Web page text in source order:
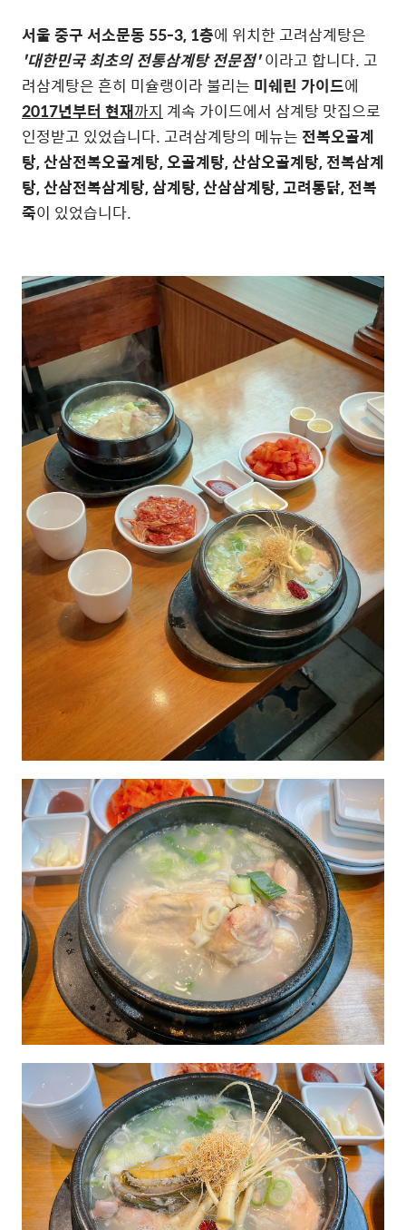
서울 중구 서소문동 55-3, 1층에 위치한 고려삼계탕은
'대한민국 최초의 전통삼계탕 전문점'이라고 합니다. 고
려삼계탕은 흔히 미슐랭이라 불리는 미쉐린 가이드에
2017년부터 현재까지 계속 가이드에서 삼계탕 맛집으로
인정받고 있었습니다. 고려삼계탕의 메뉴는전복오골계
탕, 산삼전복오골계탕, 오골계탕, 산삼오골계탕, 전복삼계
탕, 산삼전복삼계탕, 삼계탕, 산삼삼계탕, 고려통닭, 전복
죽이 있었습니다.